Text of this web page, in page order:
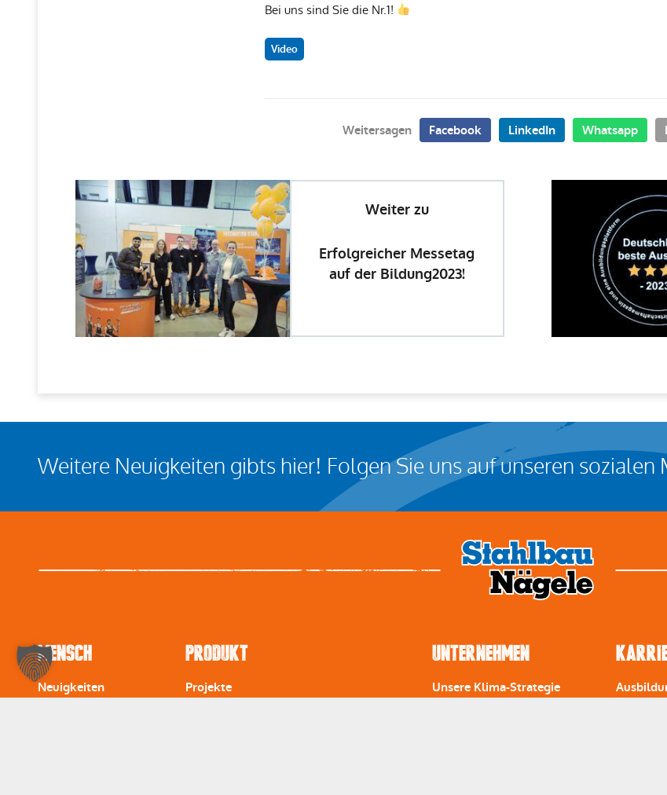
Bei uns sind Sie die Nr.1!
Video
Weitersagen Facebook LinkedIn Whatsapp
Weiter zu
Erfolgreicher Messetag
auf der Bildung2023!
Weitere Neuigkeiten gibts hier! Folgen Sie uns auf unseren sozialen
Mensch
Neuigkeiten
Produkt
Projekte
Unternehmen
Unsere Klima-Strategie